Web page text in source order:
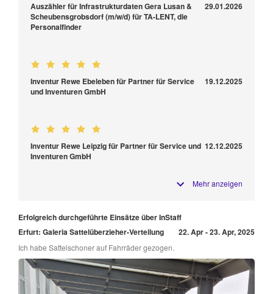
Auszähler für Infrastrukturdaten Gera Lusan &
Scheubensgrobsdorf (m/w/d) für TA-LENT, die
Personalfinder
29.01.2026
Inventur Rewe Ebeleben für Partner für Service
und Inventuren GmbH
19.12.2025
Inventur Rewe Leipzig für Partner für Service und
Inventuren GmbH
12.12.2025
Mehr anzeigen
Erfolgreich durchgeführte Einsätze über InStaff
Erfurt: Galeria Sattelüberzieher-Verteilung
22. Apr - 23. Apr, 2025
Ich habe Sattelschoner auf Fahrräder gezogen.